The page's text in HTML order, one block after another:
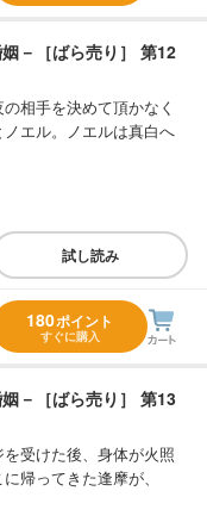
－［ばら売り］ 第12
相手を決めて頂かなく
エル。ノエルは真白へ
試し読み
180ポイント
すぐに購入
－［ばら売り］ 第13
受けた後、身体が火照
帰ってきた逢摩が、